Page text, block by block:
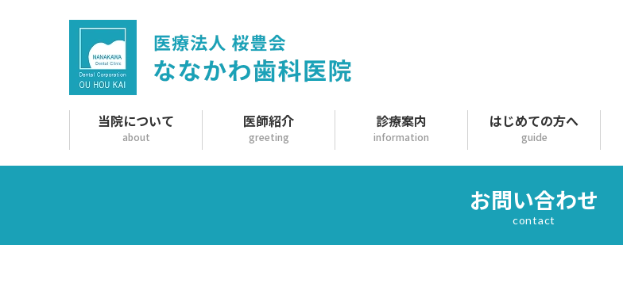
当院について
about
医師紹介
greeting
診療案内
information
はじめての方へ
guide
お問い合わせ
contact